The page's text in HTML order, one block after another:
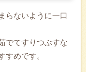
らないように一口
でてすりつぶすな
すめです。